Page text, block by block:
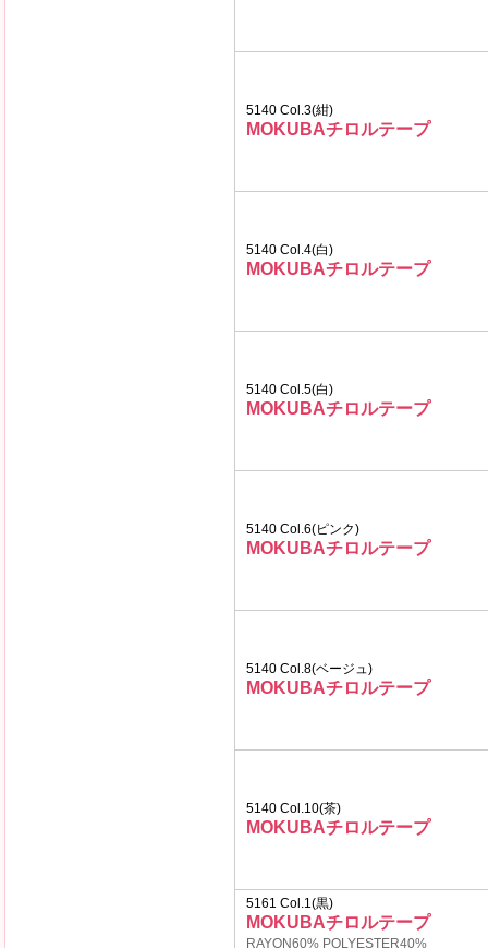
5140 Col.3(紺)
MOKUBAチロルテープ
5140 Col.4(白)
MOKUBAチロルテープ
5140 Col.5(白)
MOKUBAチロルテープ
5140 Col.6(ピンク)
MOKUBAチロルテープ
5140 Col.8(ベージュ)
MOKUBAチロルテープ
5140 Col.10(茶)
MOKUBAチロルテープ
5161 Col.1(黒)
MOKUBAチロルテープ
RAYON60% POLYESTER40%